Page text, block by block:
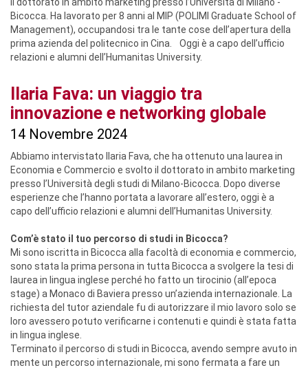
Bicocca. Ha lavorato per 8 anni al MIP (POLIMI Graduate School of
Management), occupandosi tra le tante cose dell’apertura della
prima azienda del politecnico in Cina. Oggi è a capo dell’ufficio
relazioni e alumni dell’Humanitas University.
Ilaria Fava: un viaggio tra
innovazione e networking globale
14 Novembre 2024
Abbiamo intervistato Ilaria Fava, che ha ottenuto una laurea in
Economia e Commercio e svolto il dottorato in ambito marketing
presso l’Università degli studi di Milano-Bicocca. Dopo diverse
esperienze che l’hanno portata a lavorare all’estero, oggi è a
capo dell’ufficio relazioni e alumni dell’Humanitas University.
Com’è stato il tuo percorso di studi in Bicocca?
Mi sono iscritta in Bicocca alla facoltà di economia e commercio,
sono stata la prima persona in tutta Bicocca a svolgere la tesi di
laurea in lingua inglese perché ho fatto un tirocinio (all’epoca
stage) a Monaco di Baviera presso un’azienda internazionale. La
richiesta del tutor aziendale fu di autorizzare il mio lavoro solo se
loro avessero potuto verificarne i contenuti e quindi è stata fatta
in lingua inglese.
Terminato il percorso di studi in Bicocca, avendo sempre avuto in
mente un percorso internazionale, mi sono fermata a fare un